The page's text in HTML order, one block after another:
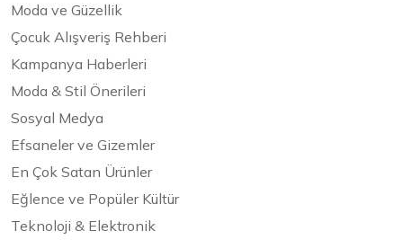
Moda ve Güzellik
Çocuk Alışveriş Rehberi
Kampanya Haberleri
Moda & Stil Önerileri
Sosyal Medya
Efsaneler ve Gizemler
En Çok Satan Ürünler
Eğlence ve Popüler Kültür
Teknoloji & Elektronik